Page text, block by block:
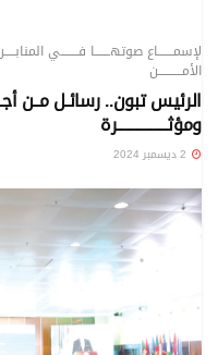
لإسمـــــــاع صوتهـــــــا فــــــــي
الأمـــــــــــن
الرئيس تبون.. رسائـل مــن أجــل
ومؤثـــــــــــــــــرة